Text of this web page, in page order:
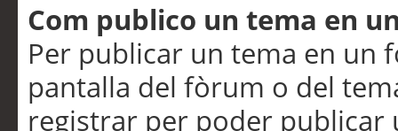
Com publico un tema en
Per publicar un tema en un
pantalla del fòrum o del
registrar per poder publicar